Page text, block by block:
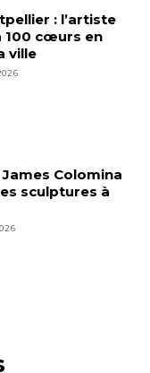
: l’artiste
100 cœurs en
ville
Colomina
sculptures à